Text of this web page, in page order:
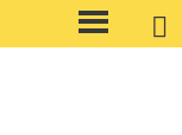
メ
イ